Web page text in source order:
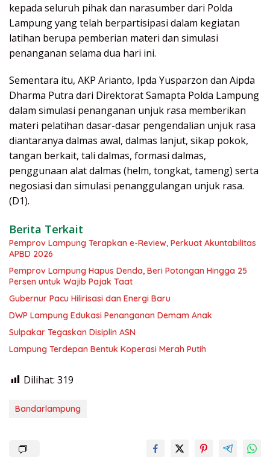
kepada seluruh pihak dan narasumber dari Polda
Lampung yang telah berpartisipasi dalam kegiatan
latihan berupa pemberian materi dan simulasi
penanganan selama dua hari ini.
Sementara itu, AKP Arianto, Ipda Yusparzon dan Aipda
Dharma Putra dari Direktorat Samapta Polda Lampung
dalam simulasi penanganan unjuk rasa memberikan
materi pelatihan dasar-dasar pengendalian unjuk rasa
diantaranya dalmas awal, dalmas lanjut, sikap pokok,
tangan berkait, tali dalmas, formasi dalmas,
penggunaan alat dalmas (helm, tongkat, tameng) serta
negosiasi dan simulasi penanggulangan unjuk rasa.
(D1).
Berita Terkait
Pemprov Lampung Terapkan e-Review, Perkuat Akuntabilitas
APBD 2026
Pemprov Lampung Hapus Denda, Beri Potongan Hingga 25
Persen untuk Wajib Pajak Taat
Gubernur Pacu Hilirisasi dan Energi Baru
DWP Lampung Edukasi Penanganan Demam Anak
Sulpakar Tegaskan Disiplin ASN
Lampung Terdepan Bentuk Koperasi Merah Putih
Dilihat: 319
Bandarlampung